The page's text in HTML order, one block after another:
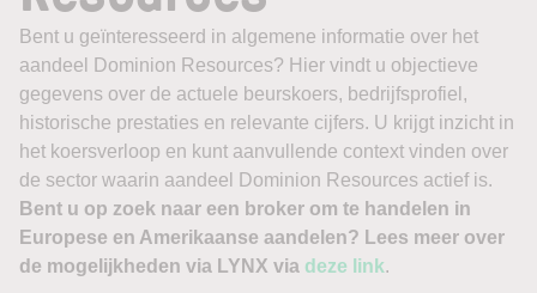
Bent u geïnteresseerd in algemene informatie over het
aandeel Dominion Resources? Hier vindt u objectieve
gegevens over de actuele beurskoers, bedrijfsprofiel,
historische prestaties en relevante cijfers. U krijgt inzicht in
het koersverloop en kunt aanvullende context vinden over
de sector waarin aandeel Dominion Resources actief is.
Bent u op zoek naar een broker om te handelen in
Europese en Amerikaanse aandelen? Lees meer over
de mogelijkheden via LYNX via deze link.